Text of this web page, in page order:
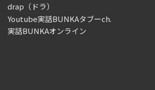
drap（ドラ）
Youtube実話BUNKAタブーch.
実話BUNKAオンライン